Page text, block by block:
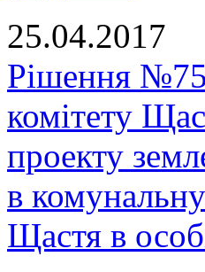
25.04.2017
Рішення
комітету
проекту
в комунальну
Щастя в